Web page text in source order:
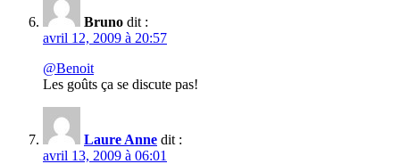
Bruno dit :
avril 12, 2009 à 20:57
@Benoit
Les goûts ça se discute pas!
Laure Anne dit :
avril 13, 2009 à 06:01